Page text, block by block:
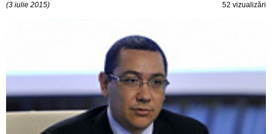
(3 iulie 2015) 52 vizualizări